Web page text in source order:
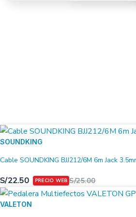
SOUNDKING
Cable SOUNDKING BJJ212/6M 6m Jack
S/25.00
S/22.50
VALETON